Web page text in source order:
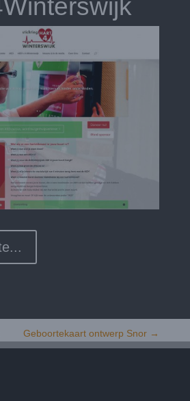
Geboortekaart ontwerp Snor →